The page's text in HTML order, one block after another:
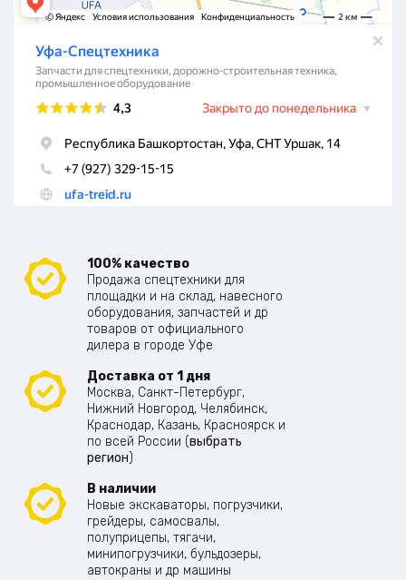
100% качество
Продажа спецтехники для
площадки и на склад, навесного
оборудования, запчастей и др
товаров от официального
дилера в городе Уфе
Доставка от 1 дня
Москва, Санкт-Петербург,
Нижний Новгород, Челябинск,
Краснодар, Казань, Красноярск и
по всей России (выбрать
регион)
В наличии
Новые экскаваторы, погрузчики,
грейдеры, самосвалы,
полуприцепы, тягачи,
минипогрузчики, бульдозеры,
автокраны и др машины